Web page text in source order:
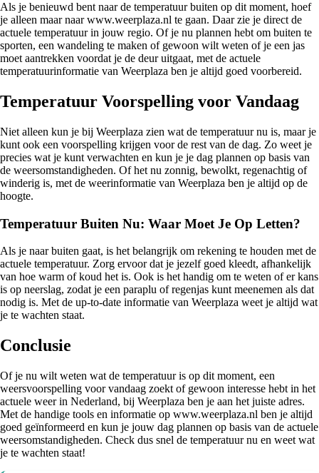
Als je benieuwd bent naar de temperatuur buiten op dit moment, hoef
je alleen maar naar www.weerplaza.nl te gaan. Daar zie je direct de
actuele temperatuur in jouw regio. Of je nu plannen hebt om buiten te
sporten, een wandeling te maken of gewoon wilt weten of je een jas
moet aantrekken voordat je de deur uitgaat, met de actuele
temperatuurinformatie van Weerplaza ben je altijd goed voorbereid.
Temperatuur Voorspelling voor Vandaag
Niet alleen kun je bij Weerplaza zien wat de temperatuur nu is, maar je
kunt ook een voorspelling krijgen voor de rest van de dag. Zo weet je
precies wat je kunt verwachten en kun je je dag plannen op basis van
de weersomstandigheden. Of het nu zonnig, bewolkt, regenachtig of
winderig is, met de weerinformatie van Weerplaza ben je altijd op de
hoogte.
Temperatuur Buiten Nu: Waar Moet Je Op Letten?
Als je naar buiten gaat, is het belangrijk om rekening te houden met de
actuele temperatuur. Zorg ervoor dat je jezelf goed kleedt, afhankelijk
van hoe warm of koud het is. Ook is het handig om te weten of er kans
is op neerslag, zodat je een paraplu of regenjas kunt meenemen als dat
nodig is. Met de up-to-date informatie van Weerplaza weet je altijd wat
je te wachten staat.
Conclusie
Of je nu wilt weten wat de temperatuur is op dit moment, een
weersvoorspelling voor vandaag zoekt of gewoon interesse hebt in het
actuele weer in Nederland, bij Weerplaza ben je aan het juiste adres.
Met de handige tools en informatie op www.weerplaza.nl ben je altijd
goed geïnformeerd en kun je jouw dag plannen op basis van de actuele
weersomstandigheden. Check dus snel de temperatuur nu en weet wat
je te wachten staat!